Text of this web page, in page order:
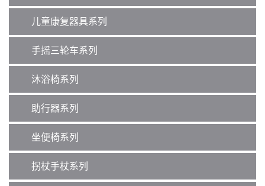
儿童康复器具系列
手摇三轮车系列
沐浴椅系列
助行器系列
坐便椅系列
拐杖手杖系列